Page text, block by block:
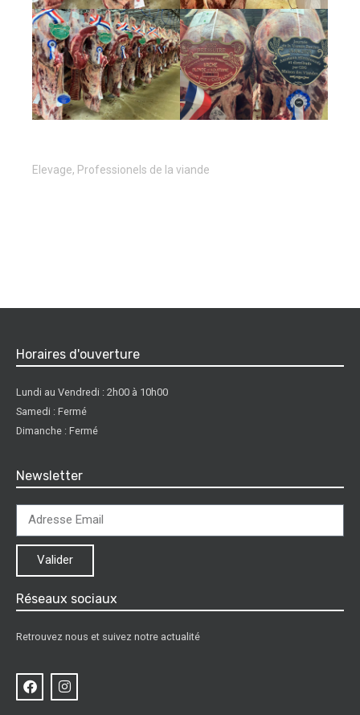
Elevage, Professionels de la viande
Horaires d'ouverture
Lundi au Vendredi : 2h00 à 10h00
Samedi : Fermé
Dimanche : Fermé
Newsletter
Valider
Réseaux sociaux
Retrouvez nous et suivez notre actualité